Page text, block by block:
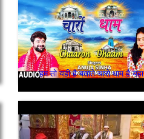
हम तो यही है बताते चारो धाम है यहा